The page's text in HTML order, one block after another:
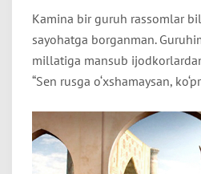
Kamina bir guruh rassomlar
sayohatga borganman.
millatiga mansub
“Sen rusga o‘xshamaysan,